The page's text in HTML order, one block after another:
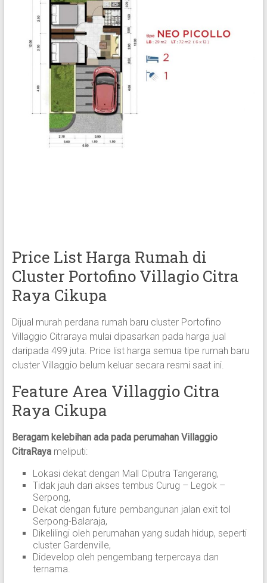
Price List Harga Rumah di
Cluster Portofino Villagio Citra
Raya Cikupa
Dijual murah perdana rumah baru cluster Portofino
Villaggio Citraraya mulai dipasarkan pada harga jual
daripada 499 juta. Price list harga semua tipe rumah baru
cluster Villaggio belum keluar secara resmi saat ini.
Feature Area Villaggio Citra
Raya Cikupa
Beragam kelebihan ada pada perumahan Villaggio
CitraRayameliputi:
Lokasi dekat dengan Mall Ciputra Tangerang,
Tidak jauh dari akses tembus Curug – Legok –
Serpong,
Dekat dengan future pembangunan jalan exit tol
Serpong-Balaraja,
Dikelilingi oleh perumahan yang sudah hidup, seperti
cluster Gardenville,
Didevelop oleh pengembang terpercaya dan
ternama.